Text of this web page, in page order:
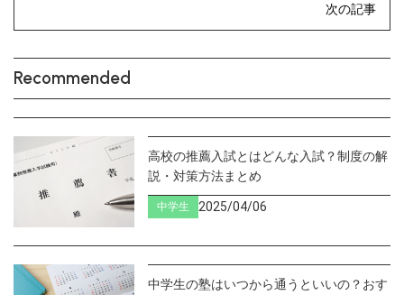
次の記事
Recommended
高校の推薦入試とはどんな入試？制度の解
説・対策方法まとめ
中学生 2025/04/06
中学生の塾はいつから通うといいの？おす